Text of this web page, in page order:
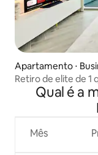
Apartamento ⋅
Retiro de elite de 1
Qual é a
Mês